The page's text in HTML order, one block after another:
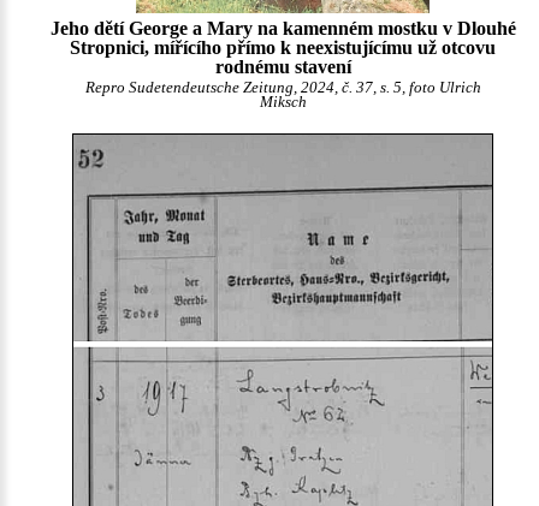
Jeho dětí George a Mary na kamenném mostku v Dlouhé
Stropnici, mířícího přímo k neexistujícímu už otcovu
rodnému stavení
Repro Sudetendeutsche Zeitung, 2024, č. 37, s. 5, foto Ulrich
Miksch